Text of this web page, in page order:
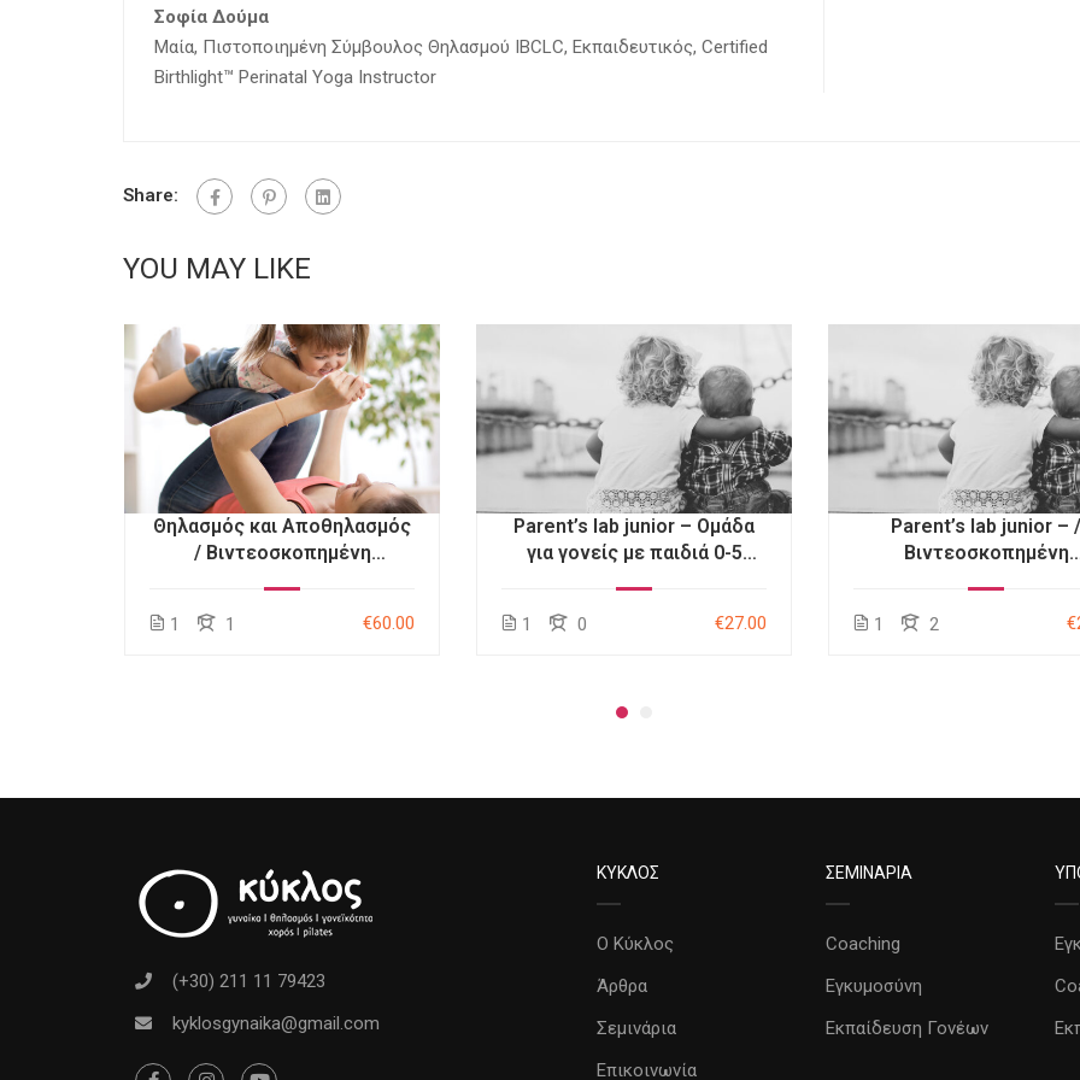
Σοφία Δούμα
Μαία, Πιστοποιημένη Σύμβουλος Θηλασμού IBCLC, Εκπαιδευτικός, Certified
Birthlight™ Perinatal Yoga Instructor
Share:
YOU MAY LIKE
Θηλασμός και Αποθηλασμός
/ Βιντεοσκοπημένη
1 1 €60.00
Parent’s lab junior – Ομάδα
για γονείς με παιδιά 0-5
1 0 €27.00
Parent’s lab junior – /
Βιντεοσκοπημένη
1 2
(+30) 211 11 79423
kyklosgynaika@gmail.com
ΚΥΚΛΟΣ
Ο Κύκλος
Άρθρα
Σεμινάρια
Επικοινωνία
ΣΕΜΙΝΑΡΙΑ
Coaching
Εγκυμοσύνη
Εκπαίδευση Γονέων